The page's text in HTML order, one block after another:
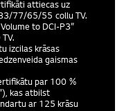
attiecas uz
77/65/55 collu TV.
to DCI-P3”
izcilas krāsas
gaismas
par 100 %
kas atbilst
ar 125 krāsu